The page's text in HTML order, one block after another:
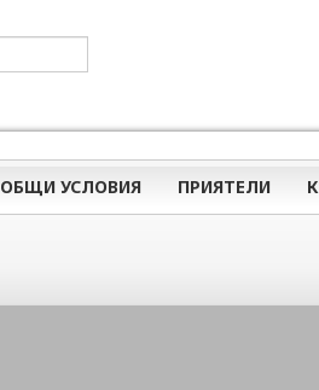
ОБЩИ УСЛОВИЯ ПРИЯТЕЛИ